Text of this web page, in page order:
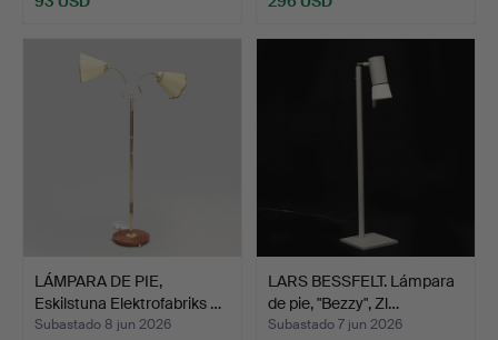
LÁMPARA DE PIE,
Eskilstuna Elektrofabriks …
Subastado 8 jun 2026
LARS BESSFELT. Lámpara
de pie, "Bezzy", Zl…
Subastado 7 jun 2026